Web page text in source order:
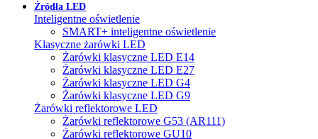
Źródła LED
Inteligentne oświetlenie
SMART+ inteligentne oświetlenie
Klasyczne żarówki LED
Żarówki klasyczne LED E14
Żarówki klasyczne LED E27
Żarówki klasyczne LED G4
Żarówki klasyczne LED G9
Żarówki reflektorowe LED
Żarówki reflektorowe G53 (AR111)
Żarówki reflektorowe GU10